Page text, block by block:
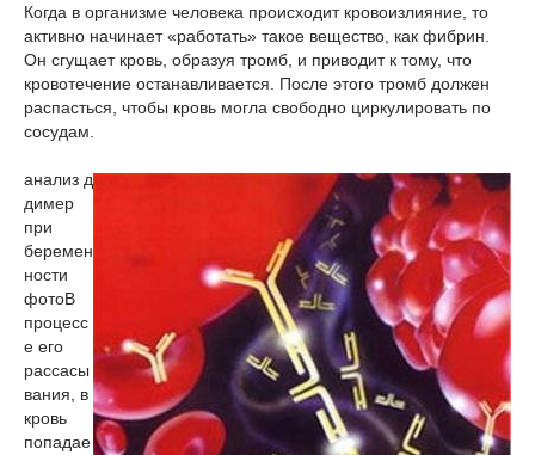
Когда в организме человека происходит кровоизлияние, то
активно начинает «работать» такое вещество, как фибрин.
Он сгущает кровь, образуя тромб, и приводит к тому, что
кровотечение останавливается. После этого тромб должен
распасться, чтобы кровь могла свободно циркулировать по
сосудам.
анализ д
димер
при
беремен
ности
фотоВ
процесс
е его
рассасы
вания, в
кровь
попадае